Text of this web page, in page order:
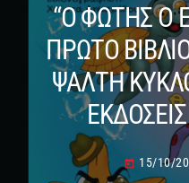
“Ο ΦΩΤΗΣ Ο
ΠΡΩΤΟ
ΨΑΛΤΗ
today 15/10/